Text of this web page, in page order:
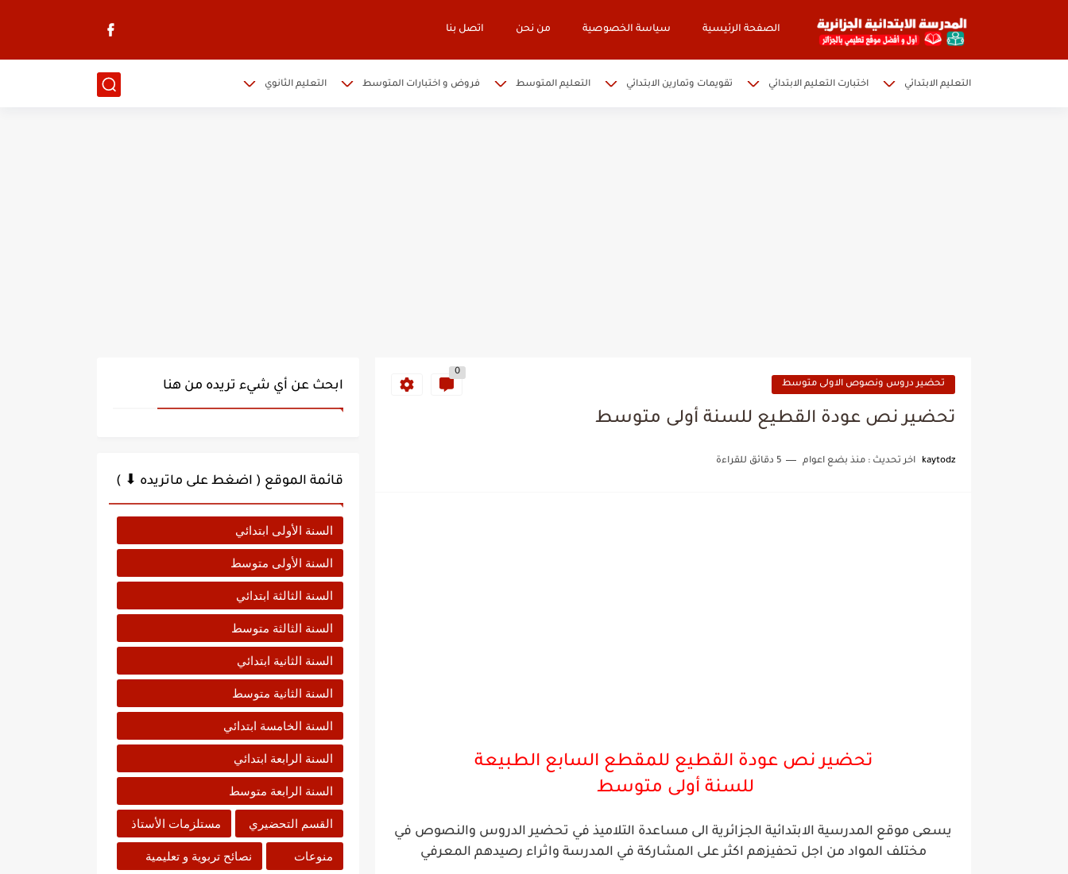
الصفحة الرئيسية سياسة الخصوصية من نحن اتصل بنا
التعليم الابتدائي اختبارت التعليم الابتدائي تقويمات وتمارين الابتدائي التعليم المتوسط فروض و اختبارات المتوسط التعليم الثانوي
تحضير دروس ونصوص الاولى متوسط
0
تحضير نص عودة القطيع للسنة أولى متوسط
kaytodz اخر تحديث : منذ بضع اعوام 5 دقائق للقراءة
تحضير نص عودة القطيع للمقطع السابع الطبيعة
للسنة أولى متوسط
يسعى موقع المدرسية الابتدائية الجزائرية الى مساعدة التلاميذ في تحضير الدروس والنصوص في
مختلف المواد من اجل تحفيزهم اكثر على المشاركة في المدرسة واثراء رصيدهم المعرفي
ابحث عن أي شيء تريده من هنا
قائمة الموقع ( اضغط على ماتريده ⬇ )
السنة الأولى ابتدائي
السنة الأولى متوسط
السنة الثالثة ابتدائي
السنة الثالثة متوسط
السنة الثانية ابتدائي
السنة الثانية متوسط
السنة الخامسة ابتدائي
السنة الرابعة ابتدائي
السنة الرابعة متوسط
القسم التحضيري مستلزمات الأستاذ
منوعات نصائح تربوية و تعليمية